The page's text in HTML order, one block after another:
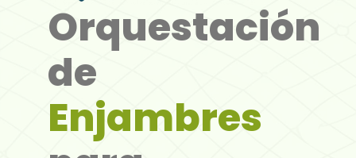
Orquestación
de
Enjambres